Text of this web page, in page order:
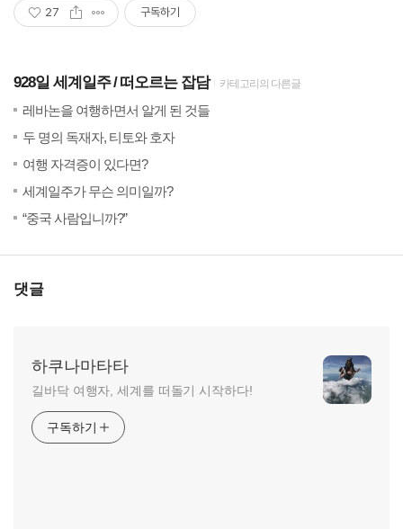
27 구독하기
928일 세계일주 떠오르는 잡담 카테고리의 다른글
레바논을 여행하면서 알게 된 것들
두 명의 독재자, 티토와 호자
여행 자격증이 있다면?
세계일주가 무슨 의미일까?
“중국 사람입니까?”
댓글
하쿠나마타타
길바닥 여행자, 세계를 떠돌기 시작하다!
구독하기